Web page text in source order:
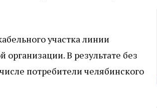
участка линии
В результате без
потребители челябинского